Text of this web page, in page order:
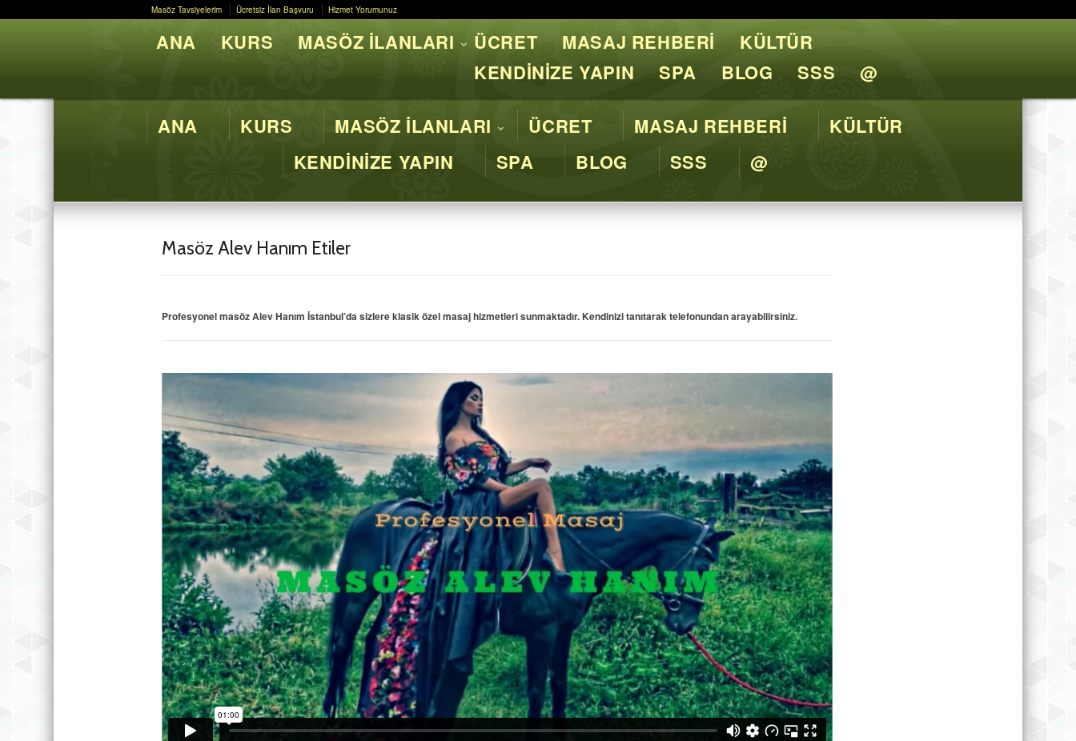
Masöz Tavsiyelerim Ücretsiz İlan Başvuru Hizmet Yorumunuz
Butik Masaj İstanbul - Profesyonel Tavsiyeler
ANA KURS MASÖZ İLANLARI ÜCRET MASAJ REHBERİ
KÜLTÜR
KENDİNİZE YAPIN
SPA BLOG SSS @
Masöz Alev Hanım Etiler
Profesyonel masöz Alev Hanım İstanbul’da sizlere klasik özel masaj hizmetleri sunmaktadır. Kendinizi tanıtarak telefonundan arayabilirsiniz.
Masöz Tavsiyelerim Ücretsiz İlan Başvuru Hizmet Yorumunuz
ANA KURS MASÖZ İLANLARI ÜCRET MASAJ REHBERİ
KÜLTÜR
KENDİNİZE YAPIN
SPA BLOG SSS @